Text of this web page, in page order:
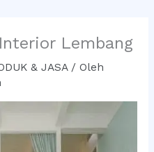
Lembang
& JASA/ Oleh